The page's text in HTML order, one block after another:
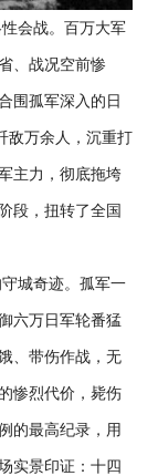
会战。百万大军
、战况空前惨
围孤军深入的日
敌万余人，沉重打
主力，彻底拖垮
段，扭转了全国
城奇迹。孤军一
六万日军轮番猛
、带伤作战，无
惨烈代价，毙伤
的最高纪录，用
实景印证：十四